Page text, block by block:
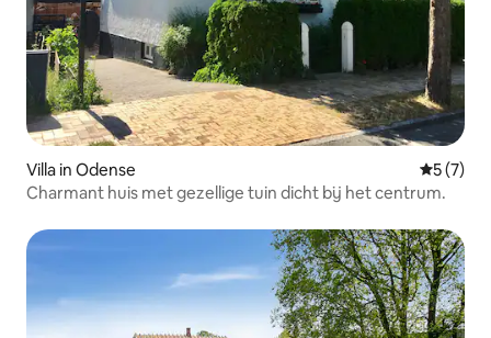
Villa in Odense
5 (7)
Charmant huis met gezellige tuin dicht bij het centrum.